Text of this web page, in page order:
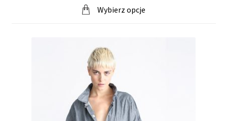
Wybierz opcje